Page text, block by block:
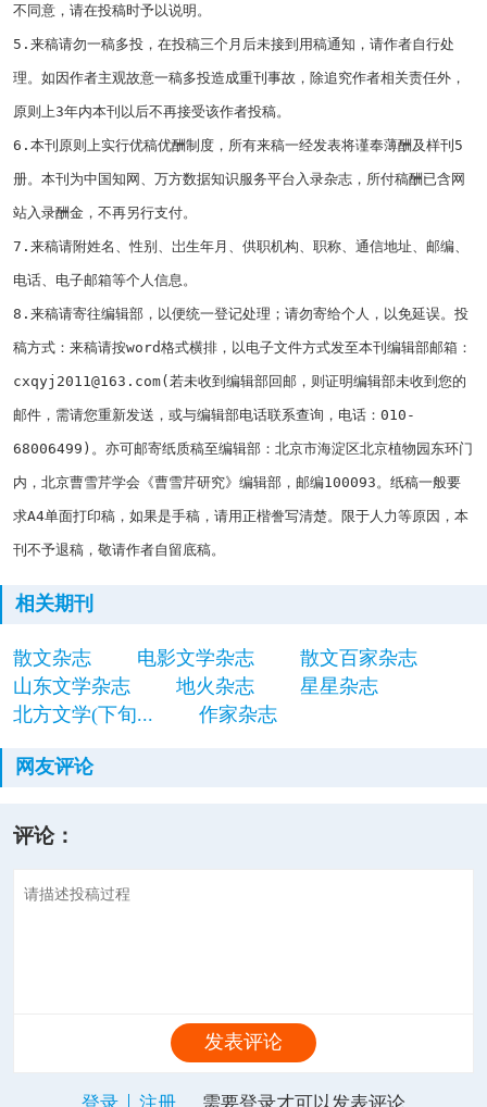
不同意，请在投稿时予以说明。
5.来稿请勿一稿多投，在投稿三个月后未接到用稿通知，请作者自行处
理。如因作者主观故意一稿多投造成重刊事故，除追究作者相关责任外，
原则上3年内本刊以后不再接受该作者投稿。
6. 本刊原则上实行优稿优酬制度，所有来稿一经发表将谨奉薄酬及样刊5
册。本刊为中国知网、万方数据知识服务平台入录杂志，所付稿酬已含网
站入录酬金，不再另行支付。
7. 来稿请附姓名、性别、岀生年月、供职机构、职称、通信地址、邮编、
电话、电子邮箱等个人信息。
8.来稿请寄往编辑部，以便统一登记处理；请勿寄给个人，以免延误。投
稿方式：来稿请按word格式横排，以电子文件方式发至本刊编辑部邮箱：
cxqyj2011@163.com(若未收到编辑部回邮，则证明编辑部未收到您的
邮件，需请您重新发送，或与编辑部电话联系查询，电话： 010-
68006499) 。亦可邮寄纸质稿至编辑部：北京市海淀区北京植物园东环门
内，北京曹雪芹学会《曹雪芹研究》编辑部，邮编100093 。纸稿一般要
求A4单面打印稿，如果是手稿，请用正楷誊写清楚。限于人力等原因，本
刊不予退稿，敬请作者自留底稿。
相关期刊
散文杂志 电影文学杂志
散文百家杂志
山东文学杂志
地火杂志
星星杂志
北方文学(下旬...
作家杂志
网友评论
评论：
发表评论